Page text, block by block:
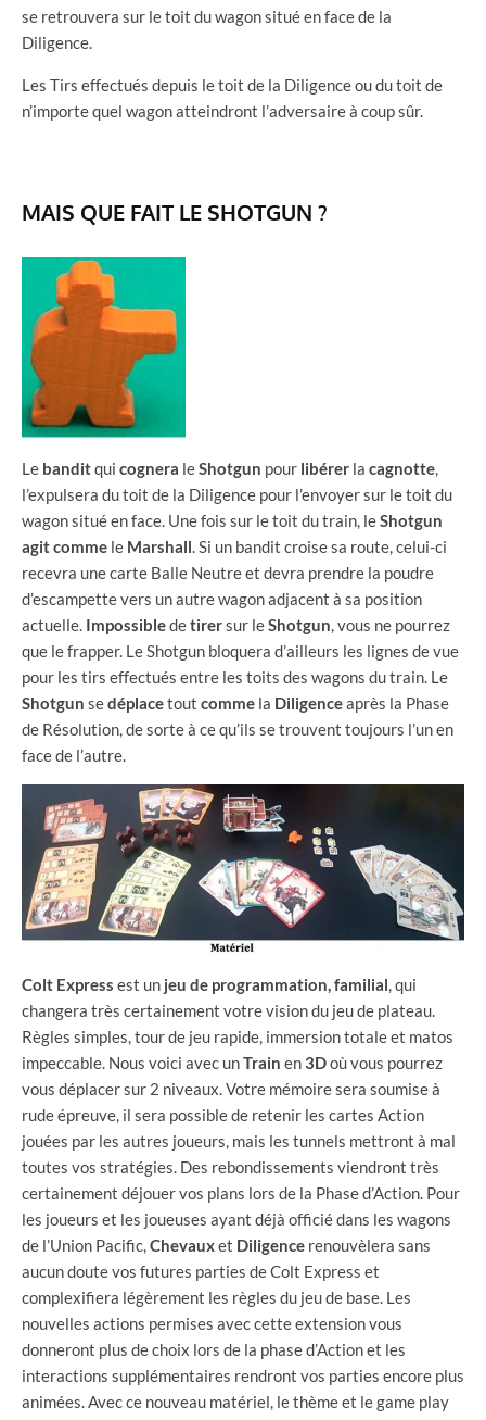
se retrouvera sur le toit du wagon situé en face de la
Diligence.
Les Tirs effectués depuis le toit de la Diligence ou du toit de
n’importe quel wagon atteindront l’adversaire à coup sûr.
MAIS QUE FAIT LE SHOTGUN ?
Le banditqui cognera leShotgun pour libérer la cagnotte,
l’expulsera du toit de la Diligence pour l’envoyer sur le toit du
wagon situé en face. Une fois sur le toit du train, leShotgun
agitcomme le Marshall. Si un bandit croise sa route, celui-ci
recevra une carte Balle Neutre et devra prendre la poudre
d’escampette vers un autre wagon adjacent à sa position
actuelle. Impossibledetirersur leShotgun, vous ne pourrez
que le frapper. Le Shotgun bloquera d’ailleurs les lignes de vue
pour les tirs effectués entre les toits des wagons du train. Le
Shotgun sedéplacetout comme la Diligenceaprès la Phase
de Résolution, de sorte à ce qu’ils se trouvent toujours l’un en
face de l’autre.
Colt Express est un jeu de programmation,familial, qui
changera très certainement votre vision du jeu de plateau.
Règles simples, tour de jeu rapide, immersion totale et matos
impeccable. Nous voici avec unTrain en3Doù vous pourrez
vous déplacer sur 2 niveaux. Votre mémoire sera soumise à
rude épreuve, il sera possible de retenir les cartes Action
jouées par les autres joueurs, mais les tunnels mettront à mal
toutes vos stratégies. Des rebondissements viendront très
certainement déjouer vos plans lors de la Phase d’Action. Pour
les joueurs et les joueuses ayant déjà officié dans les wagons
de l’Union Pacific,Chevauxet Diligence renouvèlera sans
aucun doute vos futures parties de Colt Express et
complexifiera légèrement les règles du jeu de base. Les
nouvelles actions permises avec cette extension vous
donneront plus de choix lors de la phase d’Action et les
interactions supplémentaires rendront vos parties encore plus
animées. Avec ce nouveau matériel, le thème et le game play